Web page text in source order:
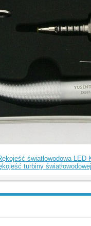
światłowodowa
turbiny